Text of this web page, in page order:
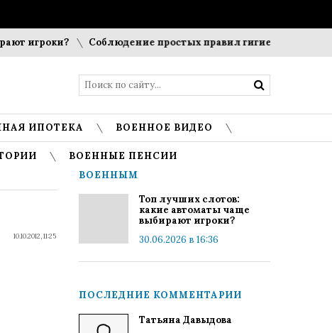
игроки? Соблюдение простых правил гигиены помогает
ИПОТЕКА ВОЕННОЕ ВИДЕО
ВОЕННЫЕ ПЕНСИИ
10.10.2012, 11:25
ВОЕННЫМ
Топ лучших слотов:
какие автоматы чаще
выбирают игроки?
30.06.2026 в 16:36
ПОСЛЕДНИЕ КОММЕНТАРИИ
Татьяна Давыдова